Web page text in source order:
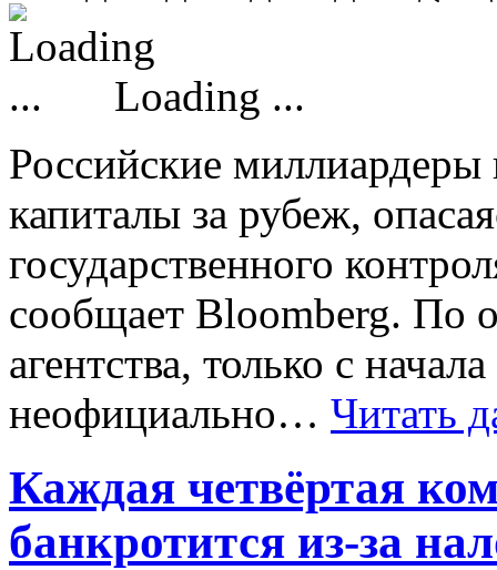
Loading ...
Российские
капиталы за рубеж,
государственного
сообщает Bloomberg. По
агентства, только с
неофициально… Читать
Каждая четвёртая
банкротится из-за